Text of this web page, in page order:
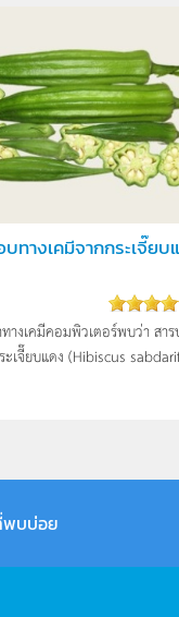
ทางเคมีจากกระเจี๊ยบ
างเคมีคอมพิวเตอร์พบว่า สาร
เจี๊ยบแดง (Hibiscus
พบบ่อย